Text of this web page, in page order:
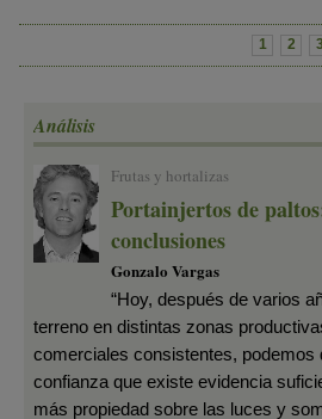
1 2 3
Análisis
Frutas y hortalizas
Portainjertos de
conclusiones
Gonzalo Vargas
“Hoy, después de varios
terreno en distintas zonas
comerciales consistentes, podemos
confianza que existe evidencia
más propiedad sobre las luces y